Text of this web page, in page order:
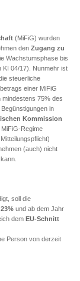
(MiFiG) wurden
den Zugang zu
Wachstumsphase bis
KI 04/17). Nunmehr ist
steuerliche
einer MiFiG
mindestens 75% des
in
Kommission
Regime
(auch) nicht
soll die
23% und ab dem Jahr
dem EU-Schnitt
Person von derzeit